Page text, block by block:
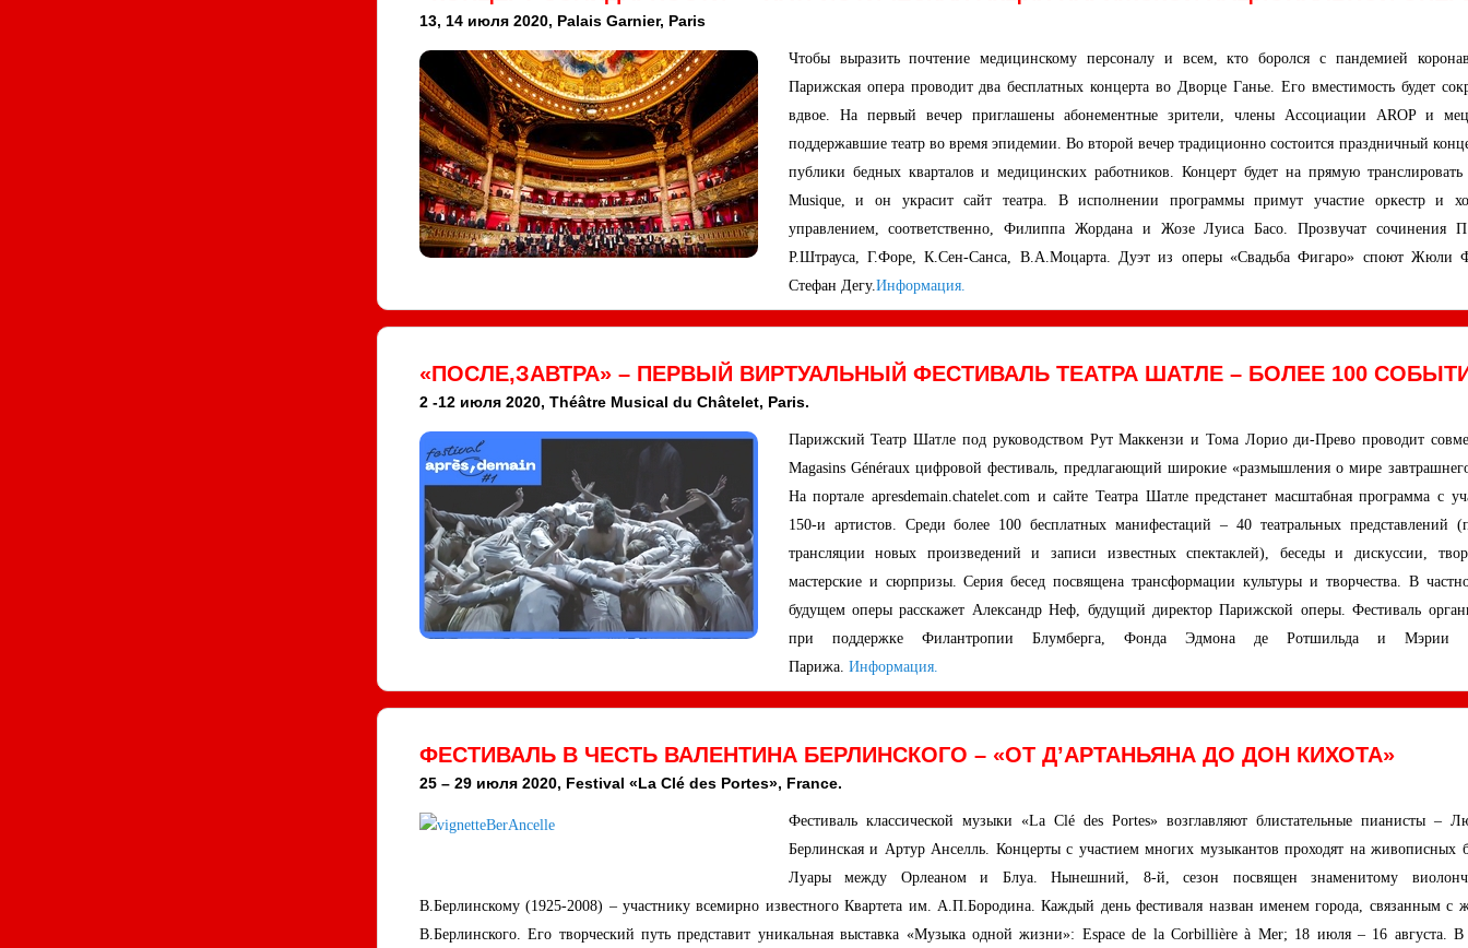
13, 14 июля 2020, Palais Garnier, Paris
Чтобы выразить почтение медицинскому персоналу и всем, кто боролся с пандемией
Парижская опера проводит два бесплатных концерта во Дворце Ганье. Его вместимость будет
вдвое. На первый вечер приглашены абонементные зрители, члены Ассоциации AROP и
поддержавшие театр во время эпидемии. Во второй вечер традиционно состоится праздничный
публики бедных кварталов и медицинских работников. Концерт будет на прямую транслировать
Musique, и он украсит сайт театра. В исполнении программы примут участие оркестр и
управлением, соответственно, Филиппа Жордана и Жозе Луиса Басо. Прозвучат сочинения
Р.Штрауса, Г.Форе, К.Сен-Санса, В.А.Моцарта. Дуэт из оперы «Свадьба Фигаро» споют Жюли
Стефан Дегу.Информация.
«ПОСЛЕ,ЗАВТРА» – ПЕРВЫЙ ВИРТУАЛЬНЫЙ ФЕСТИВАЛЬ ТЕАТРА ШАТЛЕ – БОЛЕЕ 100
2 -12 июля 2020, Théâtre Musical du Châtelet, Paris.
Парижский Театр Шатле под руководством Рут Маккензи и Тома Лорио ди-Прево проводит
Magasins Généraux цифровой фестиваль, предлагающий широкие «размышления о мире
На портале apresdemain.chatelet.com и сайте Театра Шатле предстанет масштабная программа с
150-и артистов. Среди более 100 бесплатных манифестаций – 40 театральных представлений
трансляции новых произведений и записи известных спектаклей), беседы и дискуссии,
мастерские и сюрпризы. Серия бесед посвящена трансформации культуры и творчества. В
будущем оперы расскажет Александр Неф, будущий директор Парижской оперы. Фестиваль
при поддержке Филантропии Блумберга, Фонда Эдмона де Ротшильда и Мэрии
Парижа. Информация.
ФЕСТИВАЛЬ В ЧЕСТЬ ВАЛЕНТИНА БЕРЛИНСКОГО – «ОТ Д’АРТАНЬЯНА ДО ДОН КИХОТА»
25 – 29 июля 2020, Festival «La Clé des Portes», France.
Фестиваль классической музыки «La Clé des Portes» возглавляют блистательные пианисты –
Берлинская и Артур Анселль. Концерты с участием многих музыкантов проходят на живописных
Луары между Орлеаном и Блуа. Нынешний, 8-й, сезон посвящен знаменитому
В.Берлинскому (1925-2008) – участнику всемирно известного Квартета им. А.П.Бородина. Каждый день фестиваля назван именем города, связанным с
В.Берлинского. Его творческий путь представит уникальная выставка «Музыка одной жизни»: Espace de la Corbillière à Mer; 18 июля – 16 августа.